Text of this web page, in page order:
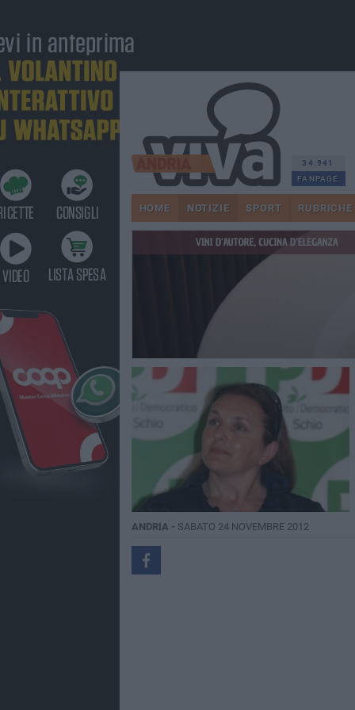
34.941
FANPAGE
HOME NOTIZIE SPORT RUBRICHE
ANDRIA - SABATO 24 NOVEMBRE 2012